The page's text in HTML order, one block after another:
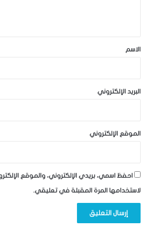
*الاسم
البريد الإلكتروني
الموقع الإلكتروني
احفظ اسمي، بريدي الإلكتروني، والموقع
لاستخدامها المرة المقبلة في تعليقي.